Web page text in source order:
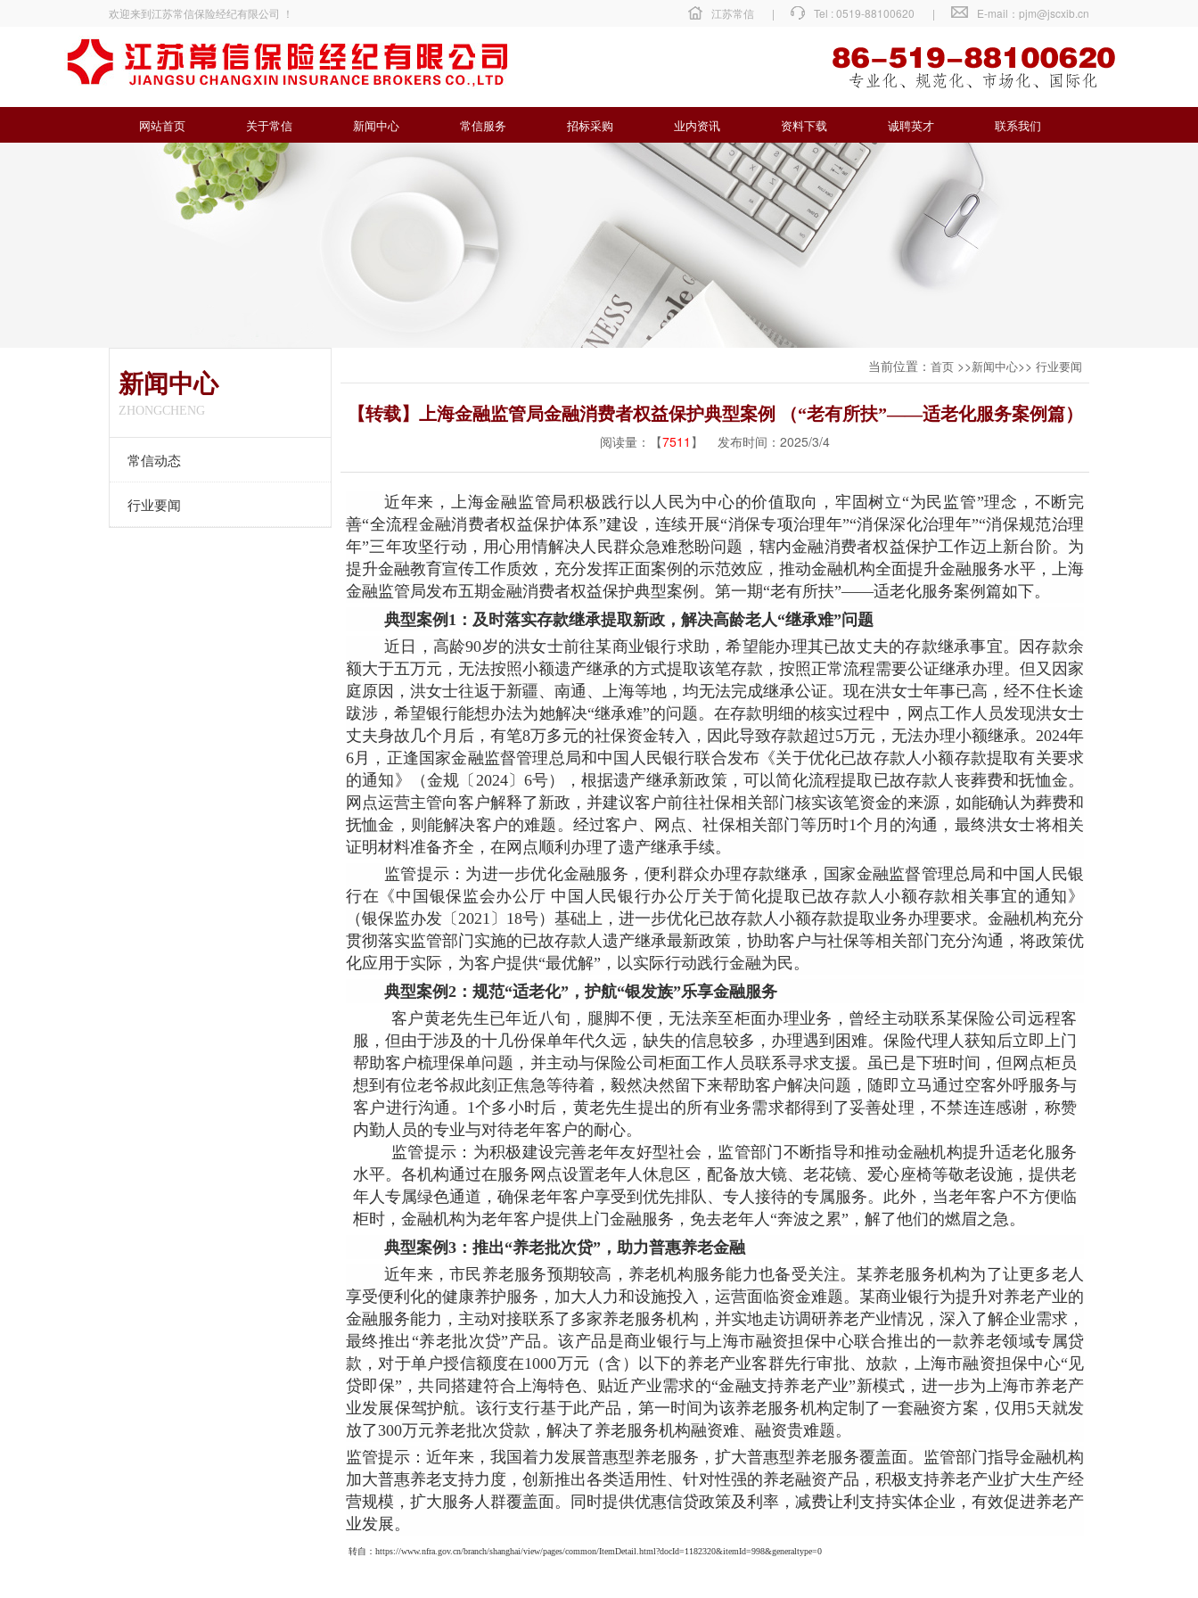
欢迎来到江苏常信保险经纪有限公司 ！ 江苏常信 | Tel : 0519-88100620 | E-mail：pjm@jscxib.cn
网站首页 关于常信 新闻中心 常信服务 招标采购 业内资讯 资料下载 诚聘英才 联系我们
新闻中心
ZHONGCHENG
常信动态
行业要闻
当前位置： 首页 >>新闻中心>> 行业要闻
【转载】上海金融监管局金融消费者权益保护典型案例 （“老有所扶”——适老化服务案例篇）
阅读量：【7511 】 发布时间：2025/3/4
近年来，上海金融监管局积极践行以人民为中心的价值取向，牢固树立“为民监管”理念，不断完
善“全流程金融消费者权益保护体系”建设，连续开展“消保专项治理年”“消保深化治理年”“消保规范治理
年”三年攻坚行动，用心用情解决人民群众急难愁盼问题，辖内金融消费者权益保护工作迈上新台阶。为
提升金融教育宣传工作质效，充分发挥正面案例的示范效应，推动金融机构全面提升金融服务水平，上海
金融监管局发布五期金融消费者权益保护典型案例。第一期“老有所扶”——适老化服务案例篇如下。
典型案例1：及时落实存款继承提取新政，解决高龄老人“继承难”问题
近日，高龄90岁的洪女士前往某商业银行求助，希望能办理其已故丈夫的存款继承事宜。因存款余
额大于五万元，无法按照小额遗产继承的方式提取该笔存款，按照正常流程需要公证继承办理。但又因家
庭原因，洪女士往返于新疆、南通、上海等地，均无法完成继承公证。现在洪女士年事已高，经不住长途
跋涉，希望银行能想办法为她解决“继承难”的问题。在存款明细的核实过程中，网点工作人员发现洪女士
丈夫身故几个月后，有笔8万多元的社保资金转入，因此导致存款超过5万元，无法办理小额继承。2024年
6月，正逢国家金融监督管理总局和中国人民银行联合发布《关于优化已故存款人小额存款提取有关要求
的通知》（金规〔2024〕6号），根据遗产继承新政策，可以简化流程提取已故存款人丧葬费和抚恤金。
网点运营主管向客户解释了新政，并建议客户前往社保相关部门核实该笔资金的来源，如能确认为葬费和
抚恤金，则能解决客户的难题。经过客户、网点、社保相关部门等历时1个月的沟通，最终洪女士将相关
证明材料准备齐全，在网点顺利办理了遗产继承手续。
监管提示：为进一步优化金融服务，便利群众办理存款继承，国家金融监督管理总局和中国人民银
行在《中国银保监会办公厅 中国人民银行办公厅关于简化提取已故存款人小额存款相关事宜的通知》
（银保监办发〔2021〕18号）基础上，进一步优化已故存款人小额存款提取业务办理要求。金融机构充分
贯彻落实监管部门实施的已故存款人遗产继承最新政策，协助客户与社保等相关部门充分沟通，将政策优
化应用于实际，为客户提供“最优解”，以实际行动践行金融为民。
典型案例2：规范“适老化”，护航“银发族”乐享金融服务
客户黄老先生已年近八旬，腿脚不便，无法亲至柜面办理业务，曾经主动联系某保险公司远程客
服，但由于涉及的十几份保单年代久远，缺失的信息较多，办理遇到困难。保险代理人获知后立即上门
帮助客户梳理保单问题，并主动与保险公司柜面工作人员联系寻求支援。虽已是下班时间，但网点柜员
想到有位老爷叔此刻正焦急等待着，毅然决然留下来帮助客户解决问题，随即立马通过空客外呼服务与
客户进行沟通。1个多小时后，黄老先生提出的所有业务需求都得到了妥善处理，不禁连连感谢，称赞
内勤人员的专业与对待老年客户的耐心。
监管提示：为积极建设完善老年友好型社会，监管部门不断指导和推动金融机构提升适老化服务
水平。各机构通过在服务网点设置老年人休息区，配备放大镜、老花镜、爱心座椅等敬老设施，提供老
年人专属绿色通道，确保老年客户享受到优先排队、专人接待的专属服务。此外，当老年客户不方便临
柜时，金融机构为老年客户提供上门金融服务，免去老年人“奔波之累”，解了他们的燃眉之急。
典型案例3：推出“养老批次贷”，助力普惠养老金融
近年来，市民养老服务预期较高，养老机构服务能力也备受关注。某养老服务机构为了让更多老人
享受便利化的健康养护服务，加大人力和设施投入，运营面临资金难题。某商业银行为提升对养老产业的
金融服务能力，主动对接联系了多家养老服务机构，并实地走访调研养老产业情况，深入了解企业需求，
最终推出“养老批次贷”产品。该产品是商业银行与上海市融资担保中心联合推出的一款养老领域专属贷
款，对于单户授信额度在1000万元（含）以下的养老产业客群先行审批、放款，上海市融资担保中心“见
贷即保”，共同搭建符合上海特色、贴近产业需求的“金融支持养老产业”新模式，进一步为上海市养老产
业发展保驾护航。该行支行基于此产品，第一时间为该养老服务机构定制了一套融资方案，仅用5天就发
放了300万元养老批次贷款，解决了养老服务机构融资难、融资贵难题。
监管提示：近年来，我国着力发展普惠型养老服务，扩大普惠型养老服务覆盖面。监管部门指导金融机构
加大普惠养老支持力度，创新推出各类适用性、针对性强的养老融资产品，积极支持养老产业扩大生产经
营规模，扩大服务人群覆盖面。同时提供优惠信贷政策及利率，减费让利支持实体企业，有效促进养老产
业发展。
转自：https://www.nfra.gov.cn/branch/shanghai/view/pages/common/ItemDetail.html?docId=1182320&itemId=998&generaltype=0